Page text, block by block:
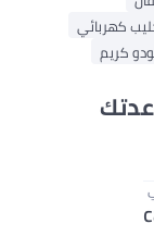
كهربائي
كريم